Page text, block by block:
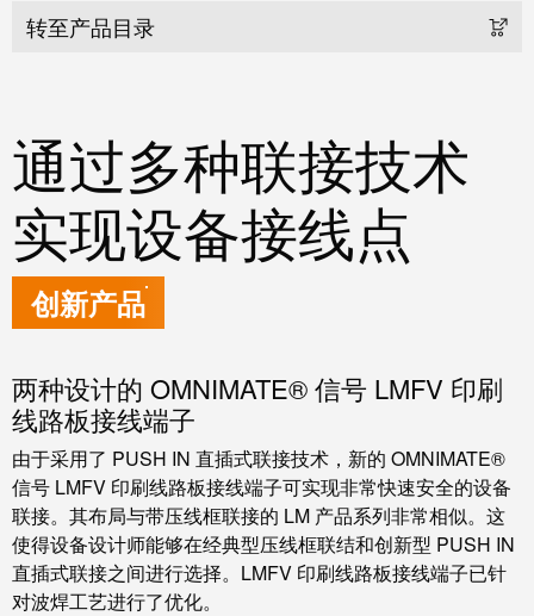
联接
转至产品目录
通过多种联接技术
实现设备接线点
创新产品
两种设计的 OMNIMATE® 信号 LMFV 印刷
线路板接线端子
由于采用了 PUSH IN 直插式联接技术，新的 OMNIMATE®
信号 LMFV 印刷线路板接线端子可实现非常快速安全的设备
联接。其布局与带压线框联接的 LM 产品系列非常相似。这
使得设备设计师能够在经典型压线框联结和创新型 PUSH IN
直插式联接之间进行选择。LMFV 印刷线路板接线端子已针
对波焊工艺进行了优化。